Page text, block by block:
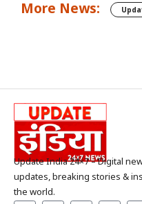
More News:
Update India 24×7 – Digital
updates, breaking stories &
the world.